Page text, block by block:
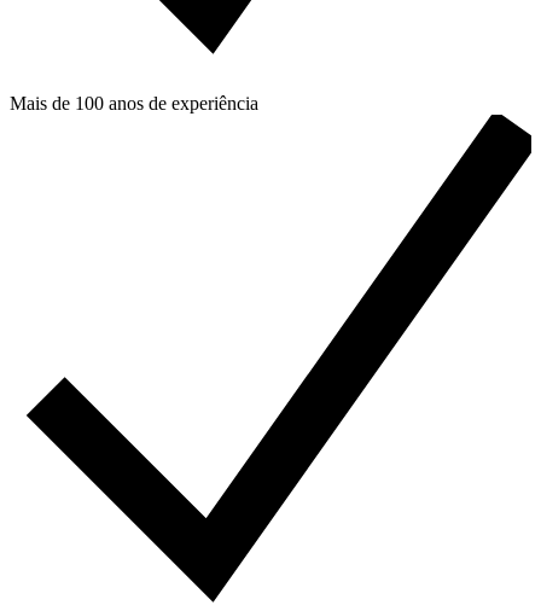
Mais de 100 anos de experiência